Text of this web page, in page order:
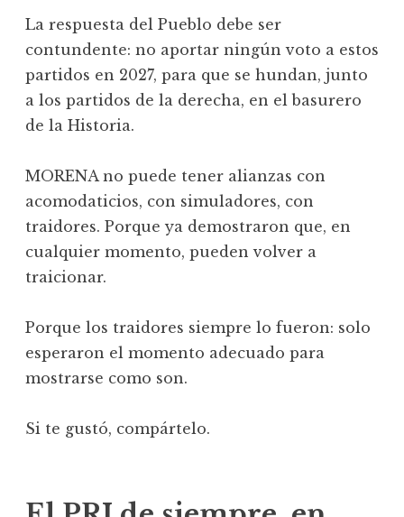
La respuesta del Pueblo debe ser
contundente: no aportar ningún voto a estos
partidos en 2027, para que se hundan, junto
a los partidos de la derecha, en el basurero
de la Historia.
MORENA no puede tener alianzas con
acomodaticios, con simuladores, con
traidores. Porque ya demostraron que, en
cualquier momento, pueden volver a
traicionar.
Porque los traidores siempre lo fueron: solo
esperaron el momento adecuado para
mostrarse como son.
Si te gustó, compártelo.